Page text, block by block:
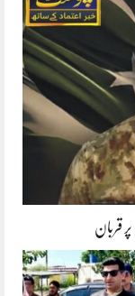
قربان